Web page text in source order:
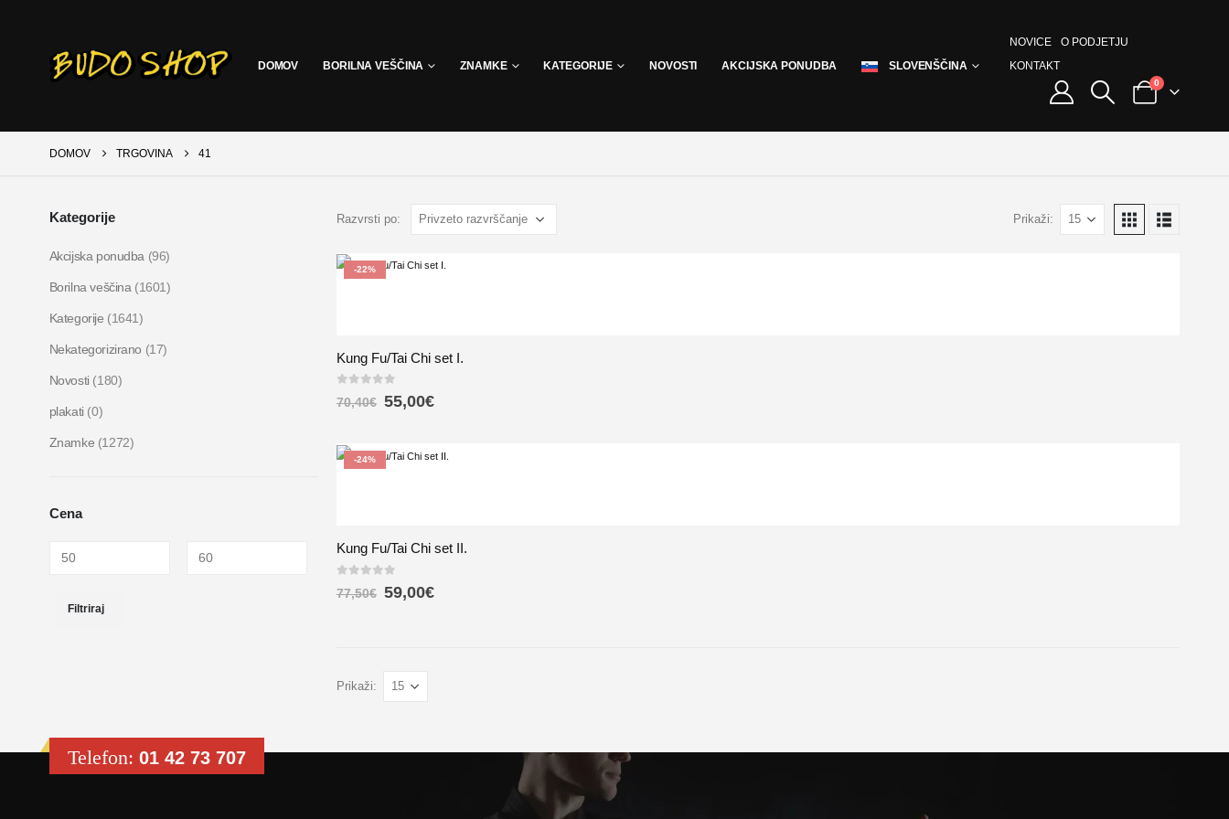
DOMOV BORILNA VEŠČINA ZNAMKE KATEGORIJE NOVOSTI AKCIJSKA PONUDBA SLOVENŠČINA
NOVICE
O PODJETJU
KONTAKT
0
DOMOV TRGOVINA 41
Razvrsti po: Prikaži:
-22%
Kung Fu/Tai Chi set I.
out of 5
70,40€ 55,00€
-24%
Kung Fu/Tai Chi set II.
77,50€ 59,00€
Prikaži:
Kategorije
Akcijska ponudba (96)
Borilna veščina (1601)
Kategorije (1641)
Nekategorizirano (17)
Novosti (180)
plakati (0)
Znamke (1272)
Cena
Filtriraj
Telefon: 01 42 73 707